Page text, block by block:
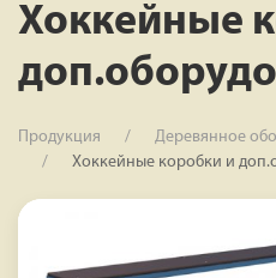
Хоккейные
Продукция
Деревянное
Хоккейные коробки и